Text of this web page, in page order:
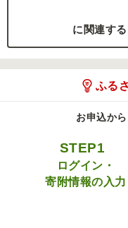
に関連す
ふる
お申込か
STEP1
ログイン・
寄附情報の入力